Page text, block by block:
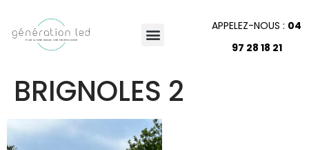
APPELEZ-NOUS : 04
97 28 18 21
BRIGNOLES 2